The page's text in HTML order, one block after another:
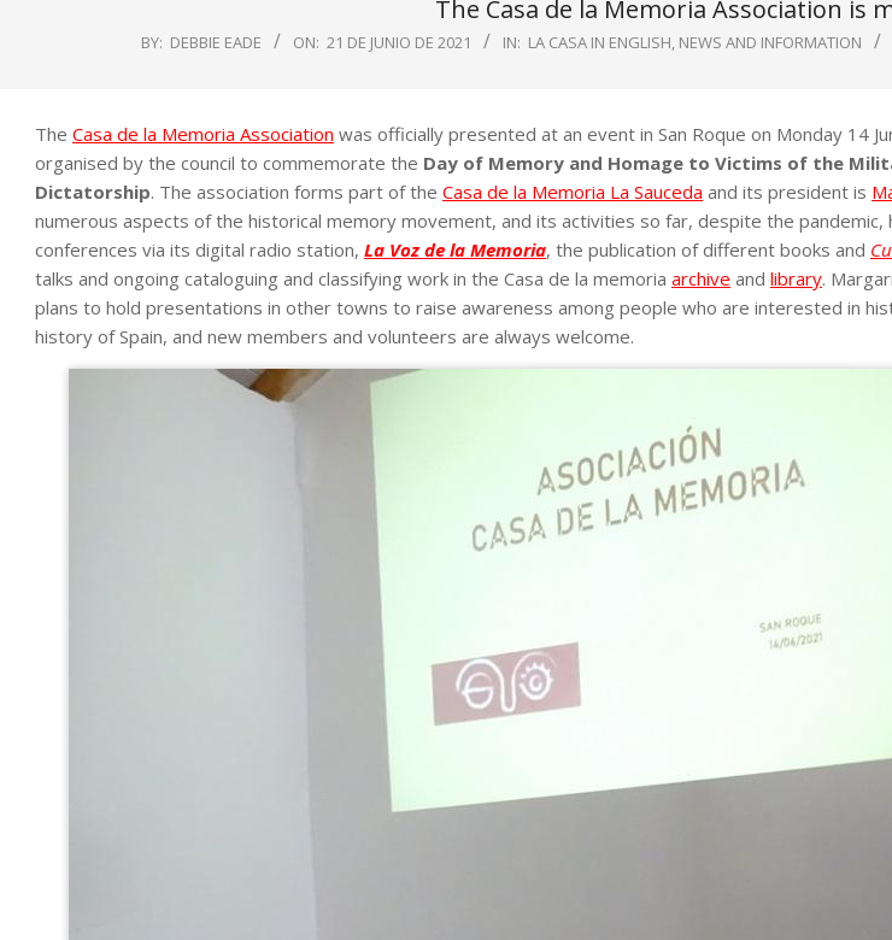
The Casa de la Memoria Association
BY: DEBBIE EADE ON: 21 DE JUNIO DE 2021 IN: LA CASA IN ENGLISH, NEWS AND INFORMATION
The Casa de la Memoria Association was officially presented at an event in San Roque on Monday 14
organised by the council to commemorate the Day of Memory and Homage to Victims of the
Dictatorship. The association forms part of the Casa de la Memoria La Sauceda and its president is
numerous aspects of the historical memory movement, and its activities so far, despite the pandemic,
conferences via its digital radio station, La Voz de la Memoria, the publication of different books and
talks and ongoing cataloguing and classifying work in the Casa de la memoria archive and library.
plans to hold presentations in other towns to raise awareness among people who are interested in
history of Spain, and new members and volunteers are always welcome.